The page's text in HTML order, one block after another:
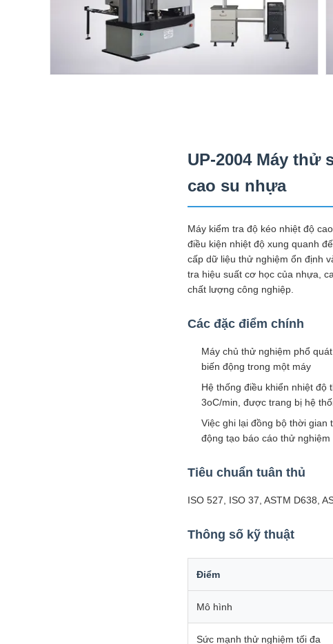
UP-2004 Máy
cao su nhựa
Máy kiểm tra độ kéo nhiệt độ
điều kiện nhiệt độ xung quanh
cấp dữ liệu thử nghiệm ổn định
tra hiệu suất cơ học của nhựa,
chất lượng công nghiệp.
Các đặc điểm chính
Máy chủ thử nghiệm phổ
biến động trong một máy
Hệ thống điều khiển nhiệt độ
3oC/min, được trang bị hệ
Việc ghi lại đồng bộ thời
động tạo báo cáo thử nghiệm
Tiêu chuẩn tuân thủ
ISO 527, ISO 37, ASTM D638,
Thông số kỹ thuật
Điểm
Mô hình
Sức mạnh thử nghiệm tối đa